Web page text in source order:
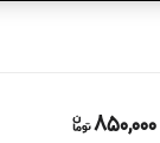
850,000